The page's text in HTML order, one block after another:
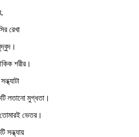
রেখা
শরীর।
লতানো মুগ্ধতা।
ভেতর।
সন্ধ্যায়